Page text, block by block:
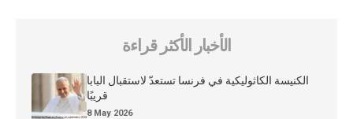
الأخبار الأكثر قراءة
الكنيسة الكاثوليكية في فرنسا تستعدّ لاستقبال البابا
قريبًا
8 May 2026